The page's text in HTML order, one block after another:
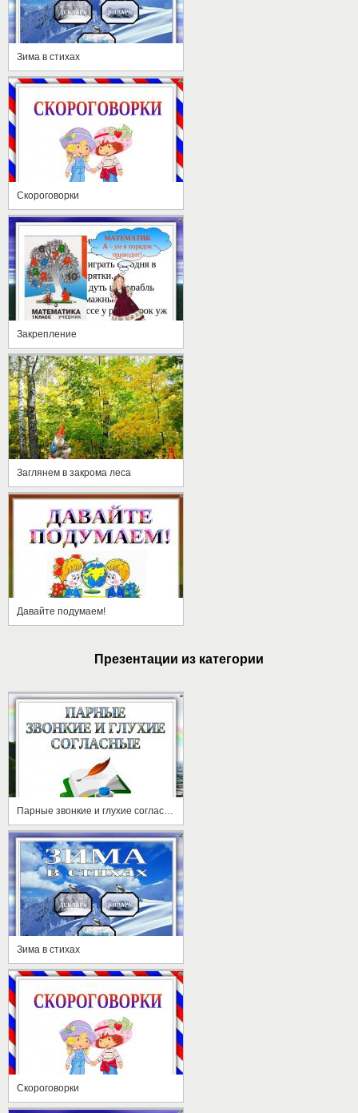
Зима в стихах
Скороговорки
Закрепление
Заглянем в закрома леса
Давайте подумаем!
Презентации из категории
Зима в стихах
Скороговорки